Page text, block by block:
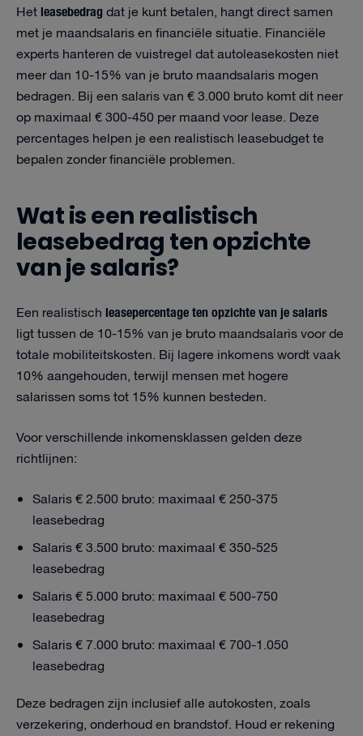
Het leasebedrag dat je kunt betalen, hangt direct samen
met je maandsalaris en financiële situatie. Financiële
experts hanteren de vuistregel dat autoleasekosten niet
meer dan 10-15% van je bruto maandsalaris mogen
bedragen. Bij een salaris van € 3.000 bruto komt dit neer
op maximaal € 300-450 per maand voor lease. Deze
percentages helpen je een realistisch leasebudget te
bepalen zonder financiële problemen.
Wat is een realistisch
leasebedrag ten opzichte
van je salaris?
Een realistisch leasepercentage ten opzichte van je salaris
ligt tussen de 10-15% van je bruto maandsalaris voor de
totale mobiliteitskosten. Bij lagere inkomens wordt vaak
10% aangehouden, terwijl mensen met hogere
salarissen soms tot 15% kunnen besteden.
Voor verschillende inkomensklassen gelden deze
richtlijnen:
Salaris € 2.500 bruto: maximaal € 250-375
leasebedrag
Salaris € 3.500 bruto: maximaal € 350-525
leasebedrag
Salaris € 5.000 bruto: maximaal € 500-750
leasebedrag
Salaris € 7.000 bruto: maximaal € 700-1.050
leasebedrag
Deze bedragen zijn inclusief alle autokosten, zoals
verzekering, onderhoud en brandstof. Houd er rekening